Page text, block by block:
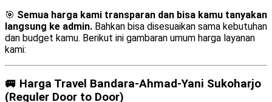
🎯 Semua harga kami transparan dan bisa kamu tanyakan
langsung ke admin. Bahkan bisa disesuaikan sama kebutuhan
dan budget kamu. Berikut ini gambaran umum harga layanan
kami:
🚐 Harga Travel Bandara-Ahmad-Yani Sukoharjo
(Reguler Door to Door)